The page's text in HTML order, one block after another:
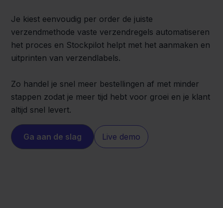
Je kiest eenvoudig per order de juiste
verzendmethode vaste verzendregels automatiseren
het proces en Stockpilot helpt met het aanmaken en
uitprinten van verzendlabels.
Zo handel je snel meer bestellingen af met minder
stappen zodat je meer tijd hebt voor groei en je klant
altijd snel levert.
Ga aan de slag Live demo